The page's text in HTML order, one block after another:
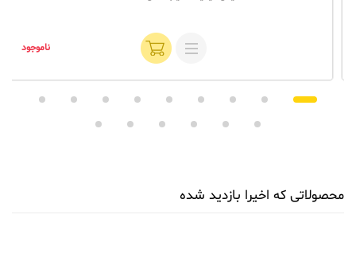
ناموجود
محصولاتی که اخیرا بازدید شده